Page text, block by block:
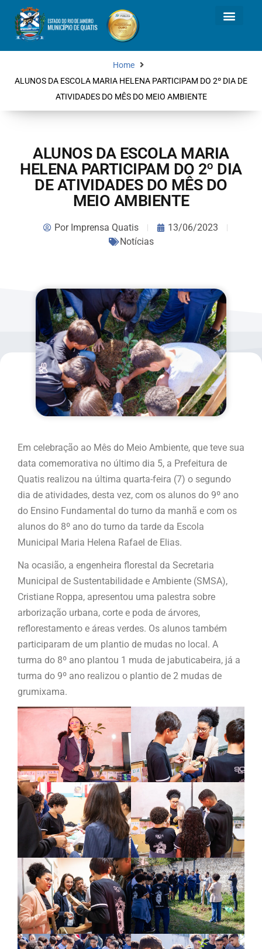
Home
ALUNOS DA ESCOLA MARIA HELENA PARTICIPAM DO 2º DIA DE
ATIVIDADES DO MÊS DO MEIO AMBIENTE
ALUNOS DA ESCOLA MARIA
HELENA PARTICIPAM DO 2º DIA
DE ATIVIDADES DO MÊS DO
MEIO AMBIENTE
PorImprensa Quatis
13/06/2023
Notícias
Em celebração ao Mês do Meio Ambiente, que teve sua
data comemorativa no último dia 5, a Prefeitura de
Quatis realizou na última quarta-feira (7) o segundo
dia de atividades, desta vez, com os alunos do 9º ano
do Ensino Fundamental do turno da manhã e com os
alunos do 8º ano do turno da tarde da Escola
Municipal Maria Helena Rafael de Elias.
Na ocasião, a engenheira florestal da Secretaria
Municipal de Sustentabilidade e Ambiente (SMSA),
Cristiane Roppa, apresentou uma palestra sobre
arborização urbana, corte e poda de árvores,
reflorestamento e áreas verdes. Os alunos também
participaram de um plantio de mudas no local. A
turma do 8º ano plantou 1 muda de jabuticabeira, já a
turma do 9º ano realizou o plantio de 2 mudas de
grumixama.